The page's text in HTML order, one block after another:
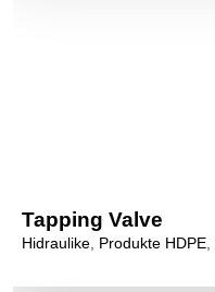
Tapping Valve
Hidraulike, Produkte HDPE,